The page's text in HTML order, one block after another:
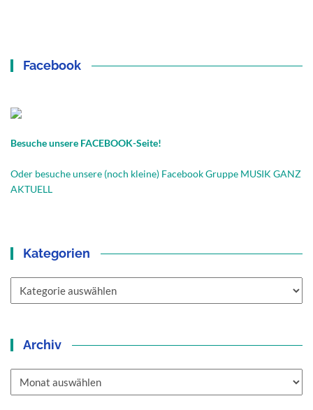
Facebook
Besuche unsere FACEBOOK-Seite!
Oder besuche unsere (noch kleine) Facebook Gruppe MUSIK GANZ
AKTUELL
Kategorien
Archiv